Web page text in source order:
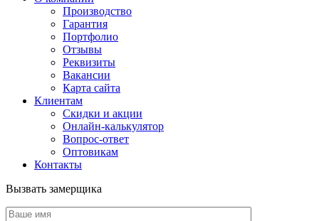
Производство
Гарантия
Портфолио
Отзывы
Реквизиты
Вакансии
Карта сайта
Клиентам
Скидки и акции
Онлайн-калькулятор
Вопрос-ответ
Оптовикам
Контакты
Вызвать замерщика